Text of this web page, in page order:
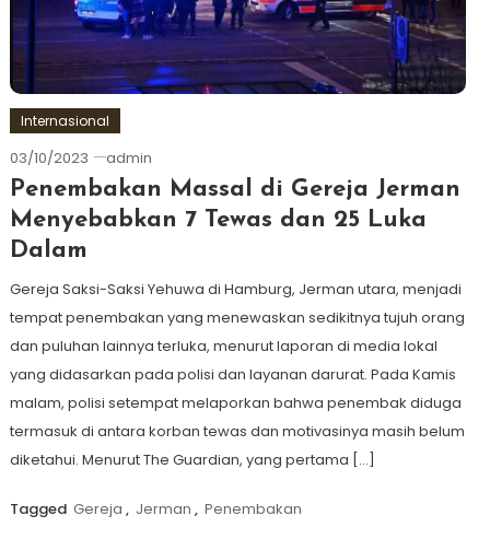
Internasional
03/10/2023 admin
Penembakan Massal di Gereja Jerman
Menyebabkan 7 Tewas dan 25 Luka
Dalam
Gereja Saksi-Saksi Yehuwa di Hamburg, Jerman utara, menjadi
tempat penembakan yang menewaskan sedikitnya tujuh orang
dan puluhan lainnya terluka, menurut laporan di media lokal
yang didasarkan pada polisi dan layanan darurat. Pada Kamis
malam, polisi setempat melaporkan bahwa penembak diduga
termasuk di antara korban tewas dan motivasinya masih belum
diketahui. Menurut The Guardian, yang pertama […]
Tagged Gereja , Jerman , Penembakan